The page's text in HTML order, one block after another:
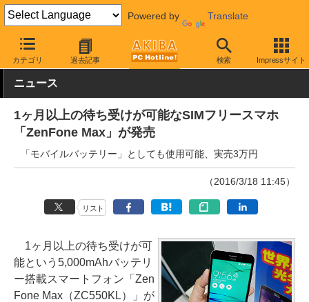
Powered by Translate
カテゴリ 過去記事 検索 Impressサイト
AKIBA PC Hotline! モバイル スマートフォン SIMフリースマー
ニュース
1ヶ月以上の待ち受けが可能なSIMフリースマホ
「ZenFone Max」が発売
「モバイルバッテリー」としても使用可能、実売3万円
（2016/3/18 11:45）
リスト
1ヶ月以上の待ち受けが可
能という5,000mAhバッテリ
ー搭載スマートフォン「Zen
Fone Max（ZC550KL）」が